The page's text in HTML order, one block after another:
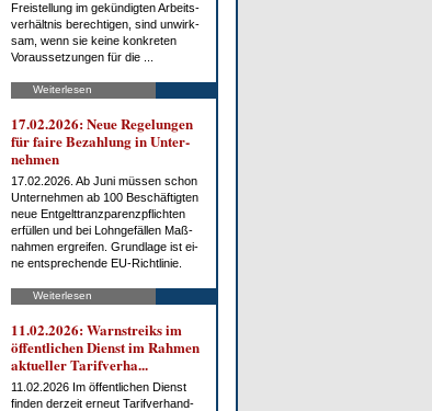
Frei­stel­lung im ge­kün­dig­ten Ar­beits­
ver­hält­nis be­rech­ti­gen, sind un­wirk­
sam, wenn sie kei­ne kon­kre­ten
Vor­aus­set­zun­gen für die ...
Weiterlesen
17.02.2026: Neue Re­ge­lun­gen
für fai­re Be­zah­lung in Un­ter­
neh­men
17.02.2026. Ab Ju­ni müs­sen schon
Un­ter­neh­men ab 100 Be­schäf­tig­ten
neue Ent­gelt­tranz­pa­renz­pflich­ten
er­fül­len und bei Lohn­ge­fäl­len Maß­
nah­men er­grei­fen. Grund­la­ge ist ei­
ne ent­spre­chen­de EU-Richt­li­nie.
Weiterlesen
11.02.2026: Warn­streiks im
öf­fent­li­chen Dienst im Rah­men
ak­tu­el­ler Ta­rif­ver­ha...
11.02.2026 Im öf­fent­li­chen Dienst
fin­den der­zeit er­neut Ta­rif­ver­hand­